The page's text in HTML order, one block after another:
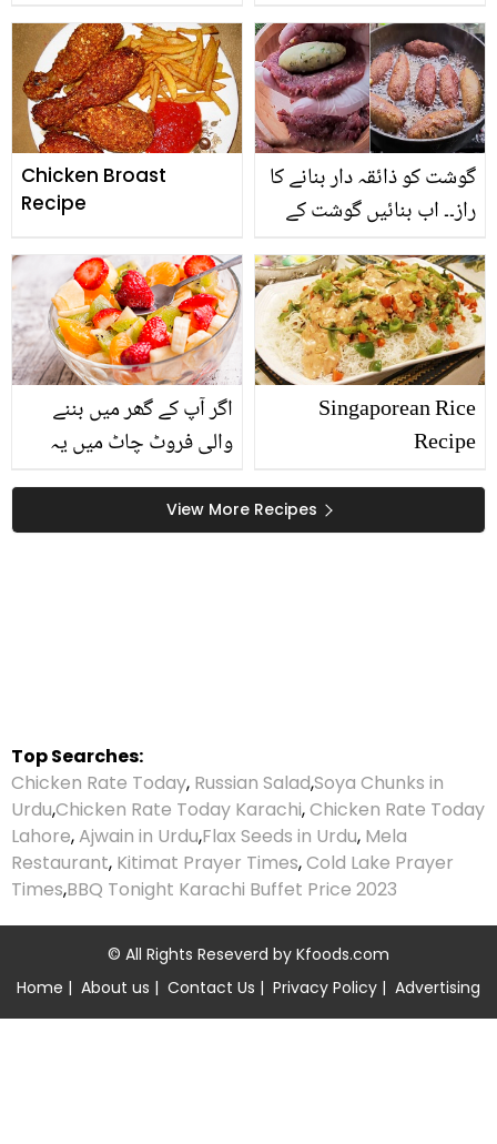
کرکے مزیدار بازار جیسی
پوری بنائیں
تیار ہونے والی مزیدار آلو
کی ترکاری بنانے کا طریقہ
Chicken Broast
Recipe
گوشت کو ذائقہ دار بنانے کا
راز۔۔ اب بنائیں گوشت کے
انوکھے انداز میں، جو کھائے
کھاتا رہ جائے
اگر آپ کے گھر میں بننے
والی فروٹ چاٹ میں یہ
۔۔۔ جانیں فروٹ چاٹ میں
کون سے پھل شامل کرنا
Singaporean Rice
Recipe
View More Recipes
Top Searches:
Chicken Rate Today, Russian Salad,Soya Chunks in
Urdu,Chicken Rate Today Karachi,Chicken Rate Today
Lahore,Ajwain in Urdu,Flax Seeds in Urdu, Mela
Restaurant, Kitimat Prayer Times,Cold Lake Prayer
Times,BBQ Tonight Karachi Buffet Price 2023
© All Rights Reseverd by Kfoods.com
Home | About us | Contact Us | Privacy Policy | Advertising